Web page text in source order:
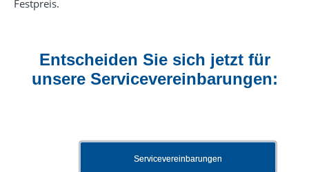
Festpreis.
Entscheiden Sie sich jetzt für
unsere Servicevereinbarungen:
Servicevereinbarungen